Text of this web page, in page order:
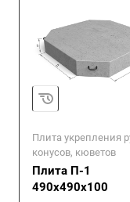
Плита укрепления
конусов, кюветов
Плита П-1
490х490х100